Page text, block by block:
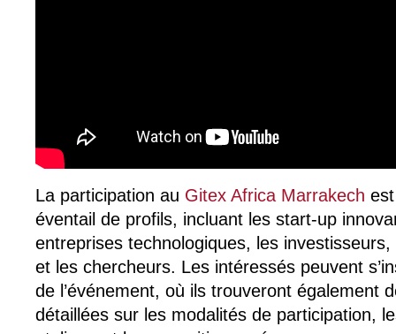
La participation au Gitex Africa Marrakech
éventail de profils, incluant les start-up
entreprises technologiques, les
et les chercheurs. Les intéressés peuvent
de l’événement, où ils trouveront également
détaillées sur les modalités de participation,